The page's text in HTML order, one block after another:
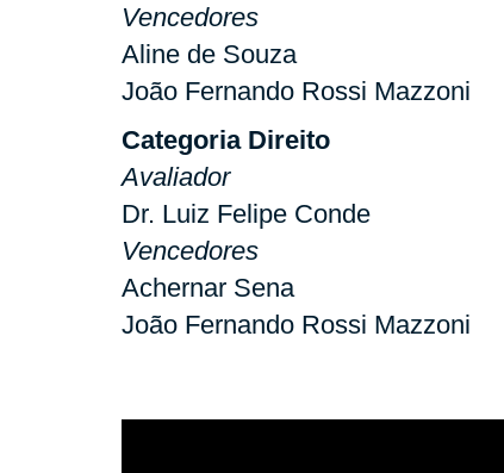
Vencedores
Aline de Souza
João Fernando Rossi Mazzoni
Categoria Direito
Avaliador
Dr. Luiz Felipe Conde
Vencedores
Achernar Sena
João Fernando Rossi Mazzoni